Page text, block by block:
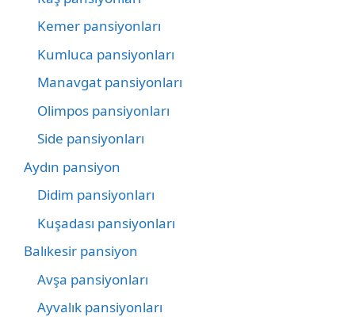
Kemer pansiyonları
Kumluca pansiyonları
Manavgat pansiyonları
Olimpos pansiyonları
Side pansiyonları
Aydın pansiyon
Didim pansiyonları
Kuşadası pansiyonları
Balıkesir pansiyon
Avşa pansiyonları
Ayvalık pansiyonları